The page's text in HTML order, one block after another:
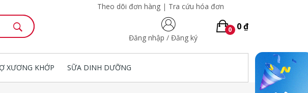
Theo dõi đơn hàng | Tra cứu hóa đơn
0 0 ₫
Đăng nhập /Đăng ký
XƯƠNG KHỚP SỮA DINH DƯỠNG